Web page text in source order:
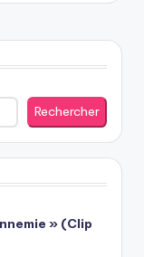
Rechercher
» (Clip